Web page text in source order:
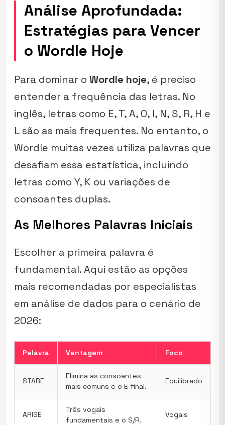
Análise Aprofundada:
Estratégias para Vencer
o Wordle Hoje
Para dominar o Wordle hoje, é preciso
entender a frequência das letras. No
inglês, letras como E, T, A, O, I, N, S, R, H e
L são as mais frequentes. No entanto, o
Wordle muitas vezes utiliza palavras que
desafiam essa estatística, incluindo
letras como Y, K ou variações de
consoantes duplas.
As Melhores Palavras Iniciais
Escolher a primeira palavra é
fundamental. Aqui estão as opções
mais recomendadas por especialistas
em análise de dados para o cenário de
2026:
Palavra Vantagem Foco
STARE
Elimina as consoantes
mais comuns e o E final.
Equilibrado
ARISE
Três vogais
fundamentais e o S/R.
Vogais